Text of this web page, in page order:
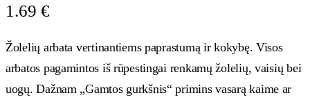
1.69 €
Žolelių arbata vertinantiems paprastumą ir kokybę. Visos
arbatos pagamintos iš rūpestingai renkamų žolelių, vaisių bei
uogų. Dažnam „Gamtos gurkšnis“ primins vasarą kaime ar